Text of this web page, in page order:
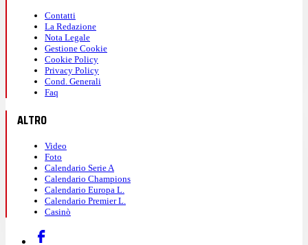
Contatti
La Redazione
Nota Legale
Gestione Cookie
Cookie Policy
Privacy Policy
Cond. Generali
Faq
ALTRO
Video
Foto
Calendario Serie A
Calendario Champions
Calendario Europa L.
Calendario Premier L.
Casinò